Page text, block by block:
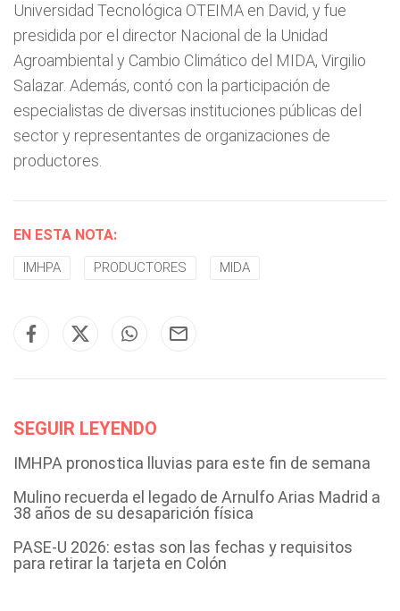
Universidad Tecnológica OTEIMA en David, y fue
presidida por el director Nacional de la Unidad
Agroambiental y Cambio Climático del MIDA, Virgilio
Salazar. Además, contó con la participación de
especialistas de diversas instituciones públicas del
sector y representantes de organizaciones de
productores.
EN ESTA NOTA:
IMHPA PRODUCTORES MIDA
SEGUIR LEYENDO
IMHPA pronostica lluvias para este fin de semana
Mulino recuerda el legado de Arnulfo Arias Madrid a
38 años de su desaparición física
PASE-U 2026: estas son las fechas y requisitos
para retirar la tarjeta en Colón